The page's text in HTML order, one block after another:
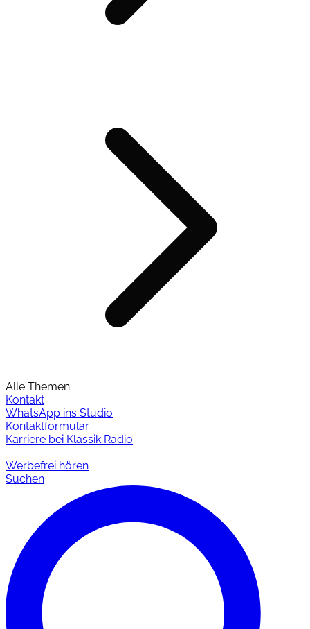
Alle Themen
Kontakt
WhatsApp ins Studio
Kontaktformular
Karriere bei Klassik Radio
Werbefrei hören
Suchen